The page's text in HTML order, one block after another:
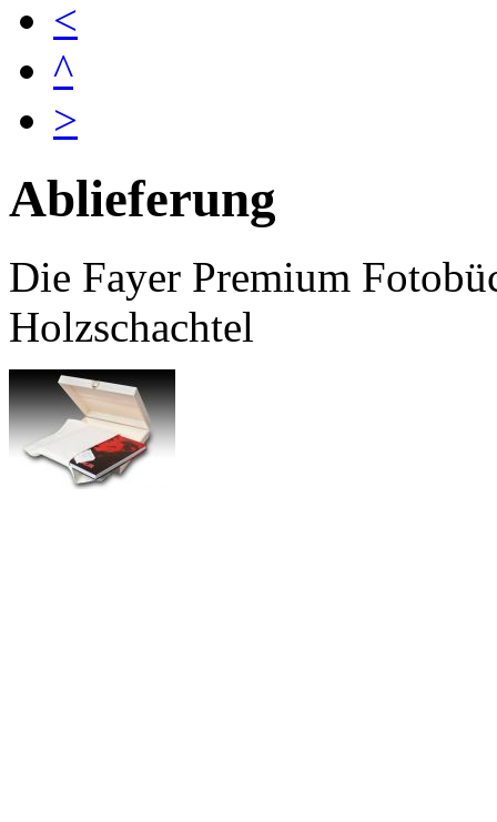
<
^
>
Ablieferung
Die Fayer Premium
Holzschachtel